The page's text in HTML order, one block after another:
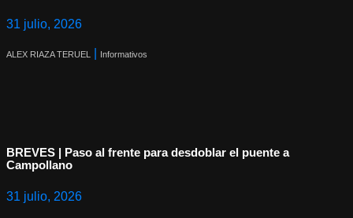
31 julio, 2026
ALEX RIAZA TERUEL Informativos
BREVES | Paso al frente para desdoblar el puente a
Campollano
31 julio, 2026